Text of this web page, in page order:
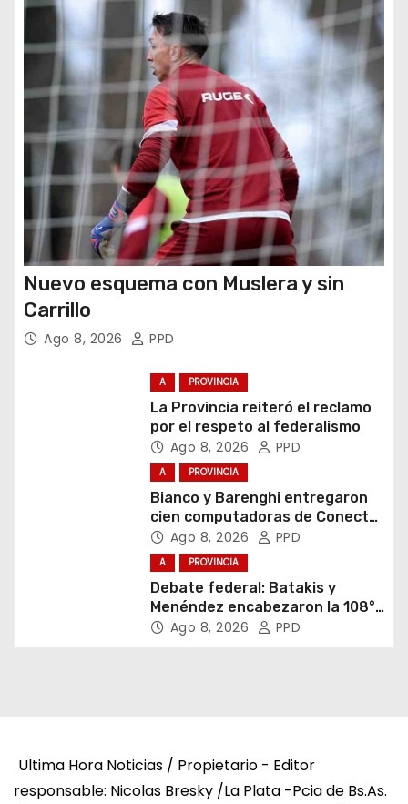
t
r
a
d
Nuevo esquema con Muslera y sin
Carrillo
Ago 8, 2026 PPD
A PROVINCIA
La Provincia reiteró el reclamo
por el respeto al federalismo
Ago 8, 2026 PPD
A PROVINCIA
Bianco y Barenghi entregaron
cien computadoras de Conectar
Igualdad Bonaerense
Ago 8, 2026 PPD
A PROVINCIA
Debate federal: Batakis y
Menéndez encabezaron la 108°
Asamblea del CNV
Ago 8, 2026 PPD
Ultima Hora Noticias / Propietario - Editor
responsable: Nicolas Bresky /La Plata -Pcia de Bs.As.